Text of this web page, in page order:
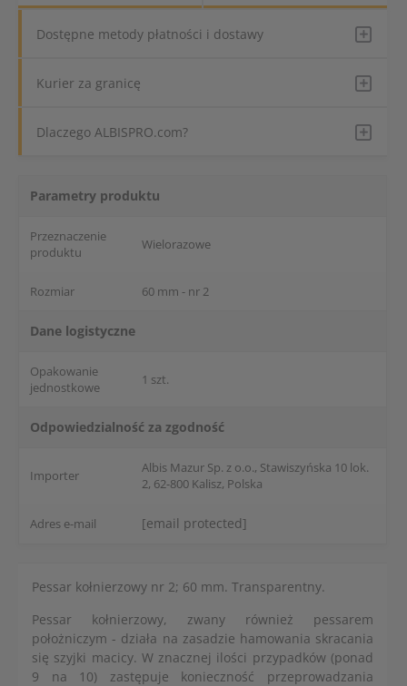
Dostępne metody płatności i dostawy
Kurier za granicę
Dlaczego ALBISPRO.com?
Parametry produktu
Przeznaczenie
produktu
Wielorazowe
Rozmiar 60 mm - nr 2
Dane logistyczne
Opakowanie
jednostkowe
1 szt.
Odpowiedzialność za zgodność
Importer
Albis Mazur Sp. z o.o., Stawiszyńska 10 lok.
2, 62-800 Kalisz, Polska
Adres e-mail [email protected]
Pessar kołnierzowy nr 2; 60 mm. Transparentny.
Pessar kołnierzowy, zwany również pessarem
położniczym - działa na zasadzie hamowania skracania
się szyjki macicy. W znacznej ilości przypadków (ponad
9 na 10) zastępuje konieczność przeprowadzania